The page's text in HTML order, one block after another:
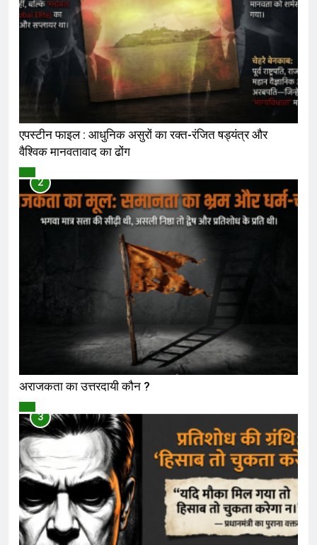
एपस्टीन फाइल : आधुनिक असुरों का रक्त-रंजित षड्यंत्र और
वैश्विक मानवतावाद का ढोंग
2
अराजकता का उत्तरदायी कौन ?
3